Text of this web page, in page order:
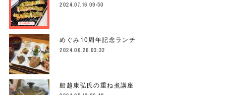
2024.07.16 09:50
めぐみ10周年記念ランチ
2024.06.26 03:32
船越康弘氏の重ね煮講座